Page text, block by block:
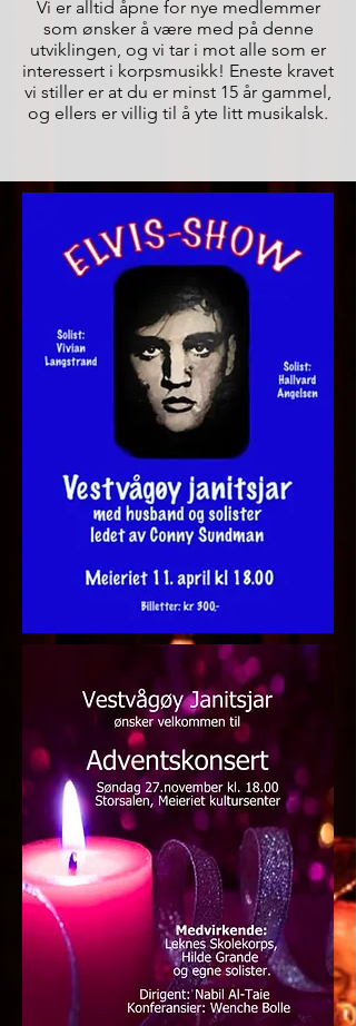
Vi er alltid åpne for nye medlemmer
som ønsker å være med på denne
utviklingen, og vi tar i mot alle som er
interessert i korpsmusikk! Eneste kravet
vi stiller er at du er minst 15 år gammel,
og ellers er villig til å yte litt musikalsk.